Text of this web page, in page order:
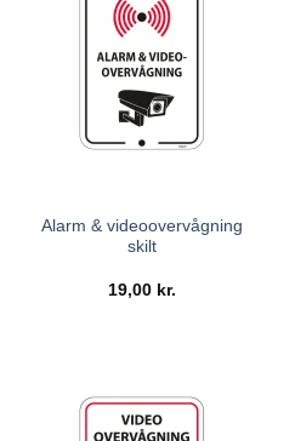
Alarm & videoovervågning
skilt
19,00 kr.